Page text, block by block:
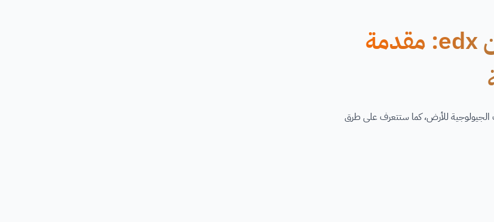
دورة مجانية عبر الإنترنت مقدمة من edx: مقدمة
الجيولوجية للأرض، كما ستتعرف على طرق